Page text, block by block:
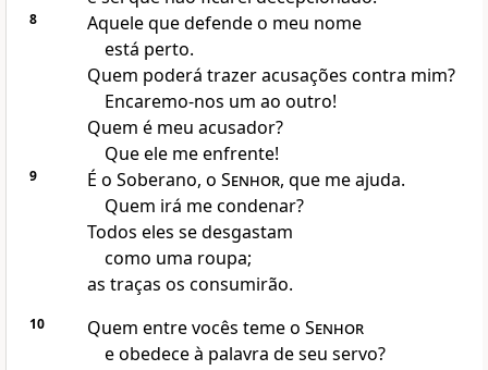
8
Aquele que defende o meu nome
está perto.
Quem poderá trazer acusações contra mim?
Encaremo-nos um ao outro!
Quem é meu acusador?
Que ele me enfrente!
9 É o Soberano, o Senhor, que me ajuda.
Quem irá me condenar?
Todos eles se desgastam
como uma roupa;
as traças os consumirão.
10 Quem entre vocês teme o Senhor
e obedece à palavra de seu servo?